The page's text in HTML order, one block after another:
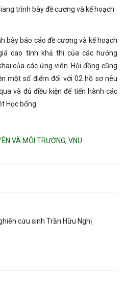
trình bày đề cương và kế hoạch
bày báo cáo đề cương và kế hoạch
cao tính khả thi của các hướng
của các ứng viên. Hội đồng cũng
một số điểm đối với 02 hồ sơ nêu
và đủ điều kiện để tiến hành các
Học bổng.
VÀ MÔI TRƯỜNG, VNU
cứu sinh Trần Hữu Nghị